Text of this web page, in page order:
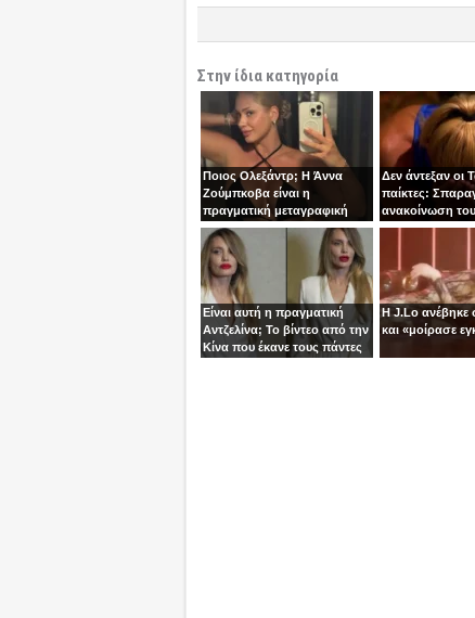
Στην ίδια κατηγορία
Ποιος Ολεξάντρ; Η Άννα
Ζούμπκοβα είναι η
πραγματική μεταγραφική
“βόμβα” της ΑΕΚ!
Δεν άντεξαν οι
παίκτες:
ανακοίνωση
τoν Σταύρο
Είναι αυτή η πραγματική
Αντζελίνα; Το βίντεο από την
Κίνα που έκανε τους πάντες
Η J.Lo ανέβηκε
και «μοίρασε